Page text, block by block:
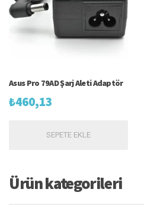
Asus Pro 79AD Şarj Aleti Adaptör
₺460,13
SEPETE EKLE
Ürün kategorileri